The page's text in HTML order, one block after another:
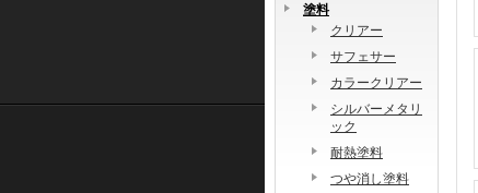
塗料
クリアー
サフェサー
カラークリアー
シルバーメタリ
ック
耐熱塗料
つや消し塗料